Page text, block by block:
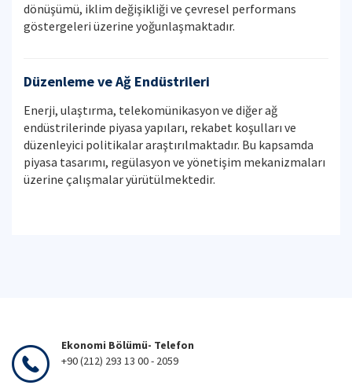
dönüşümü, iklim değişikliği ve çevresel performans
göstergeleri üzerine yoğunlaşmaktadır.
Düzenleme ve Ağ Endüstrileri
Enerji, ulaştırma, telekomünikasyon ve diğer ağ
endüstrilerinde piyasa yapıları, rekabet koşulları ve
düzenleyici politikalar araştırılmaktadır. Bu kapsamda
piyasa tasarımı, regülasyon ve yönetişim mekanizmaları
üzerine çalışmalar yürütülmektedir.
Ekonomi Bölümü- Telefon
+90 (212) 293 13 00 - 2059